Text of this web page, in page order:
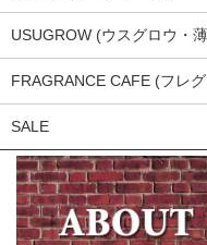
USUGROW (ウスグロウ・
FRAGRANCE CAFE (フレ
SALE